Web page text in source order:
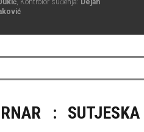
, Kontrolor suđenja: Dejan
: SUTJESKA